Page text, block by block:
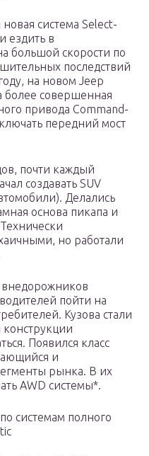
система Select-
ездить в
большой скорости по
последствий
на новом Jeep
более совершенная
привода Command-
передний мост
почти каждый
создавать SUV
Делались
основа пикапа и
но работали
внедорожников
пойти на
Кузова стали
Появился класс
и
рынка. В их
AWD системы*.
системам полного